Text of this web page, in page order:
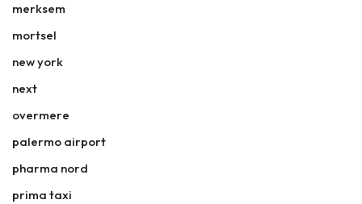
merksem
mortsel
new york
next
overmere
palermo airport
pharma nord
prima taxi